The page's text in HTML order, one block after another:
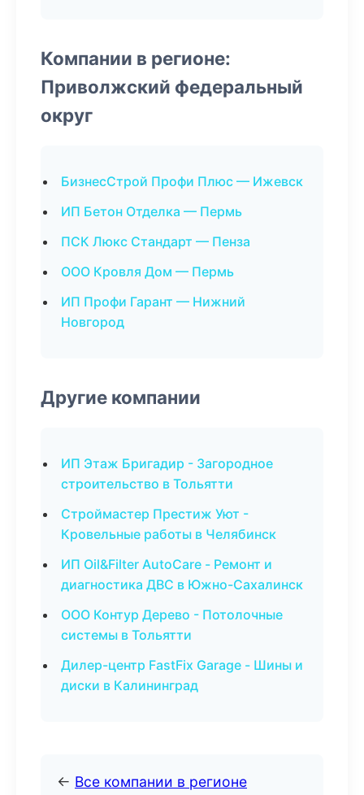
Компании в регионе:
Приволжский федеральный
округ
БизнесСтрой Профи Плюс — Ижевск
ИП Бетон Отделка — Пермь
ПСК Люкс Стандарт — Пенза
ООО Кровля Дом — Пермь
ИП Профи Гарант — Нижний
Новгород
Другие компании
ИП Этаж Бригадир - Загородное
строительство в Тольятти
Строймастер Престиж Уют -
Кровельные работы в Челябинск
ИП Oil&Filter AutoCare - Ремонт и
диагностика ДВС в Южно-Сахалинск
ООО Контур Дерево - Потолочные
системы в Тольятти
Дилер-центр FastFix Garage - Шины и
диски в Калининград
← Все компании в регионе